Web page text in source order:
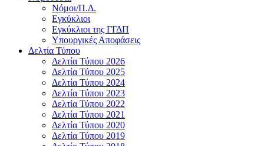
Νόμοι/Π.Δ.
Εγκύκλιοι
Εγκύκλιοι της ΓΓΔΠ
Υπουργικές Αποφάσεις
Δελτία Τύπου
Δελτία Τύπου 2026
Δελτία Τύπου 2025
Δελτία Τύπου 2024
Δελτία Τύπου 2023
Δελτία Τύπου 2022
Δελτία Τύπου 2021
Δελτία Τύπου 2020
Δελτία Τύπου 2019